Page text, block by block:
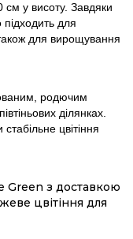
см у висоту. Завдяки
підходить для
для вирощування
родючим
ділянках.
цвітіння
Green з доставкою
цвітіння для